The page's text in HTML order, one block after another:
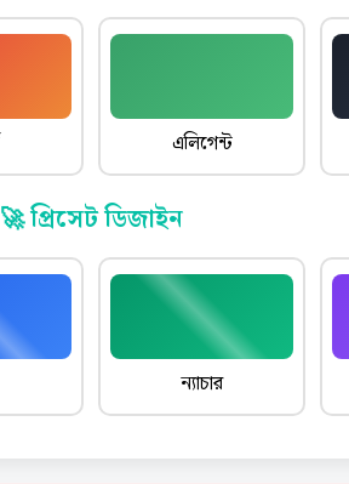
এলিগেন্ট
🚀 প্রিসেট ডিজাইন
ন্যাচার